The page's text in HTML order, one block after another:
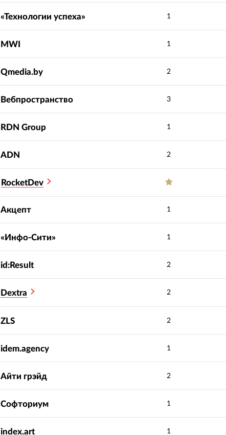
«Технологии успеха» 1
MWI 1
Qmedia.by 2
Вебпространство 3
RDN Group 1
ADN 2
RocketDev
Акцепт 1
«Инфо-Сити» 1
id:Result 2
Dextra 2
ZLS 2
idem.agency 1
Айти грэйд 2
Софториум 1
index.art 1